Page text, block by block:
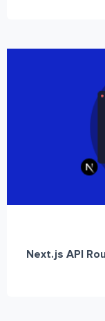
Next.js API